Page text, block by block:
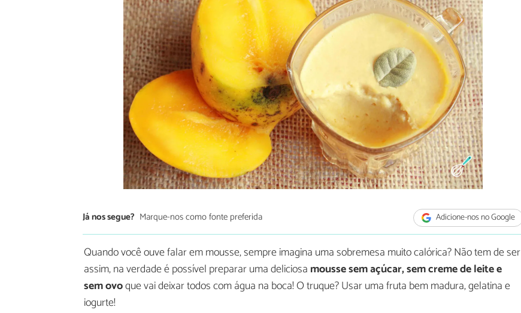
Já nos segue? Marque-nos como fonte preferida Adicione-nos no Google
Quando você ouve falar em mousse, sempre imagina uma sobremesa muito calórica? Não tem de ser
assim, na verdade é possível preparar uma deliciosa mousse sem açúcar, sem creme de leite e
sem ovoque vai deixar todos com água na boca! O truque? Usar uma fruta bem madura, gelatina e
iogurte!